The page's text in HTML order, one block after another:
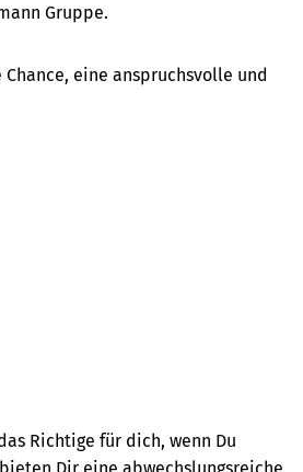
Gruppe.
eine anspruchsvolle und
Richtige für dich, wenn Du